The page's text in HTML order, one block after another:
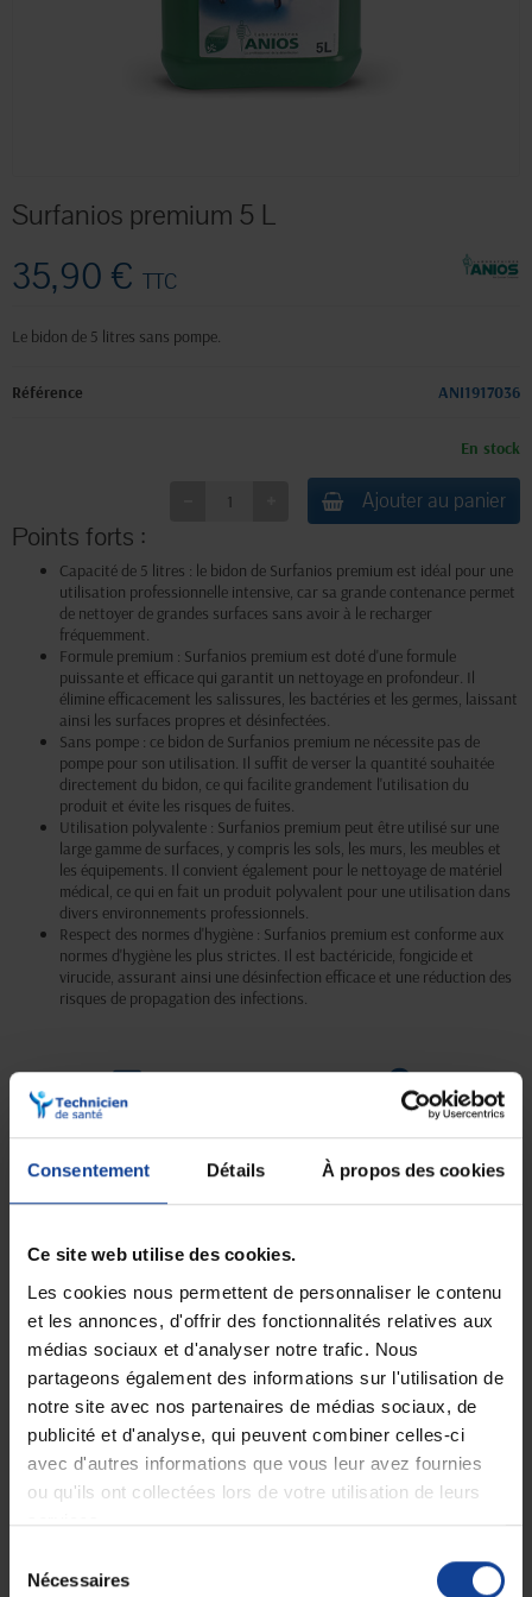
Consentement Détails À propos des cookies
Ce site web utilise des cookies.
Les cookies nous permettent de personnaliser le contenu
et les annonces, d'offrir des fonctionnalités relatives aux
médias sociaux et d'analyser notre trafic. Nous
partageons également des informations sur l'utilisation de
notre site avec nos partenaires de médias sociaux, de
publicité et d'analyse, qui peuvent combiner celles-ci
avec d'autres informations que vous leur avez fournies
ou qu'ils ont collectées lors de votre utilisation de leurs
services.
Nécessaires
Surfanios premium 5 L
35,90 € TTC
Le bidon de 5 litres sans pompe.
Référence ANI1917036
En stock
Ajouter au panier
Points forts :
Capacité de 5 litres : le bidon de Surfanios premium est idéal pour une
utilisation professionnelle intensive, car sa grande contenance permet
de nettoyer de grandes surfaces sans avoir à le recharger
fréquemment.
Formule premium : Surfanios premium est doté d'une formule
puissante et efficace qui garantit un nettoyage en profondeur. Il
élimine efficacement les salissures, les bactéries et les germes, laissant
ainsi les surfaces propres et désinfectées.
Sans pompe : ce bidon de Surfanios premium ne nécessite pas de
pompe pour son utilisation. Il suffit de verser la quantité souhaitée
directement du bidon, ce qui facilite grandement l'utilisation du
produit et évite les risques de fuites.
Utilisation polyvalente : Surfanios premium peut être utilisé sur une
large gamme de surfaces, y compris les sols, les murs, les meubles et
les équipements. Il convient également pour le nettoyage de matériel
médical, ce qui en fait un produit polyvalent pour une utilisation dans
divers environnements professionnels.
Respect des normes d'hygiène : Surfanios premium est conforme aux
normes d'hygiène les plus strictes. Il est bactéricide, fongicide et
virucide, assurant ainsi une désinfection efficace et une réduction des
risques de propagation des infections.
Livraison gratuite
En magasin Technicien de santé
En France à domicile à partir de 99€
d'achats
Paiement sécurisé
Paiement en ligne 100% sécurisé par
carte bancaire ou Paypal
Expédition
soignée et discrète
Service client
Lundi au jeudi : 9h à 12h30 - 13h30 à
18h
Description
Produit destiné au nettoyage et à la désinfection des dispositifs
médicaux non invasifs, à utiliser avant emploi conformément à leur
notice d'utilisation.
général.